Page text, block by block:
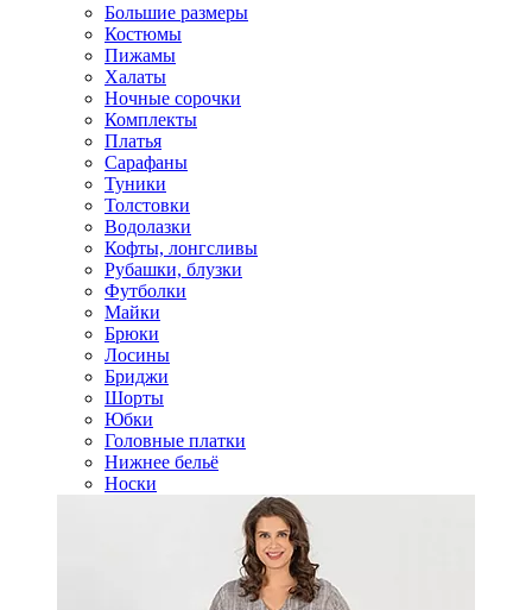
Большие размеры
Костюмы
Пижамы
Халаты
Ночные сорочки
Комплекты
Платья
Сарафаны
Туники
Толстовки
Водолазки
Кофты, лонгсливы
Рубашки, блузки
Футболки
Майки
Брюки
Лосины
Бриджи
Шорты
Юбки
Головные платки
Нижнее бельё
Носки